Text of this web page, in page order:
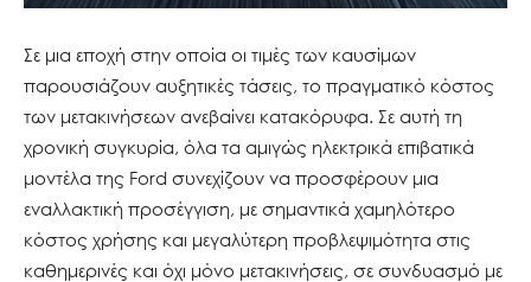
Σε μια εποχή στην οποία οι τιμές των καυσίμων
παρουσιάζουν αυξητικές τάσεις, το πραγματικό κόστος
των μετακινήσεων ανεβαίνει κατακόρυφα. Σε αυτή τη
χρονική συγκυρία, όλα τα αμιγώς ηλεκτρικά επιβατικά
μοντέλα της Ford συνεχίζουν να προσφέρουν μια
εναλλακτική προσέγγιση, με σημαντικά χαμηλότερο
κόστος χρήσης και μεγαλύτερη προβλεψιμότητα στις
καθημερινές και όχι μόνο μετακινήσεις, σε συνδυασμό με